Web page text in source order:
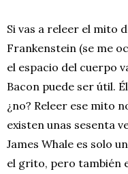
Si vas a releer el mito
Frankenstein (se me
el espacio del cuerpo
Bacon puede ser útil.
¿no? Releer ese mito
existen unas sesenta
James Whale es solo
el grito, pero también